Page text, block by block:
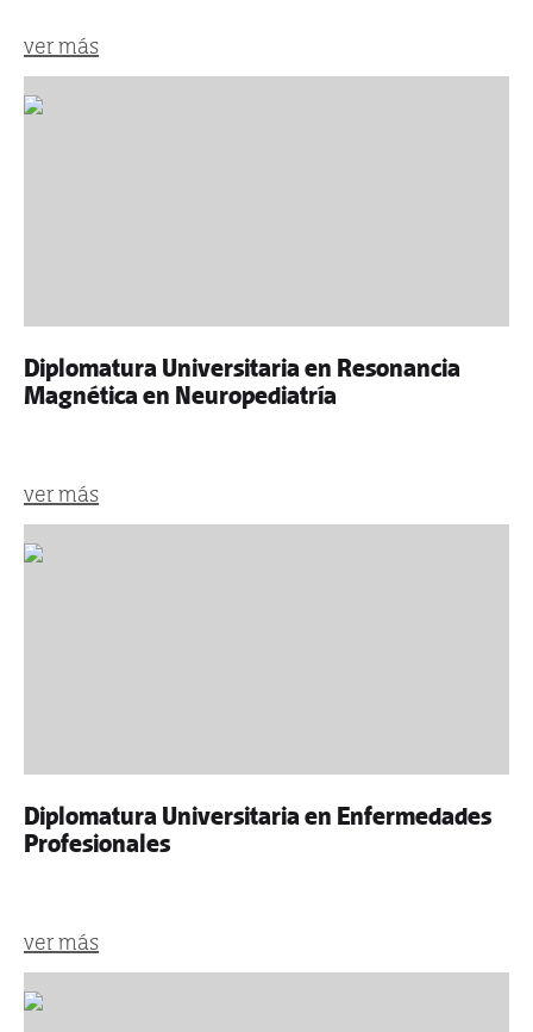
ver más
Diplomatura Universitaria en Resonancia
Magnética en Neuropediatría
ver más
Diplomatura Universitaria en Enfermedades
Profesionales
ver más